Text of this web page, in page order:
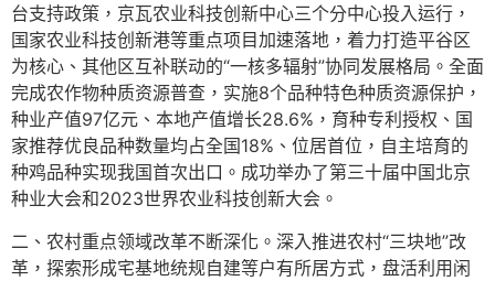
台支持政策，京瓦农业科技创新中心三个分中心投入运行，
国家农业科技创新港等重点项目加速落地，着力打造平谷区
为核心、其他区互补联动的“一核多辐射”协同发展格局。全面
完成农作物种质资源普查，实施8个品种特色种质资源保护，
种业产值97亿元、本地产值增长28.6%，育种专利授权、国
家推荐优良品种数量均占全国18%、位居首位，自主培育的
种鸡品种实现我国首次出口。成功举办了第三十届中国北京
种业大会和2023世界农业科技创新大会。
二、农村重点领域改革不断深化。深入推进农村“三块地”改
革，探索形成宅基地统规自建等户有所居方式，盘活利用闲